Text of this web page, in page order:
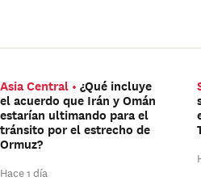
Asia Central
¿Qué incluye
el acuerdo que Irán y Omán
estarían ultimando para el
tránsito por el estrecho de
Ormuz?
Hace 1 día